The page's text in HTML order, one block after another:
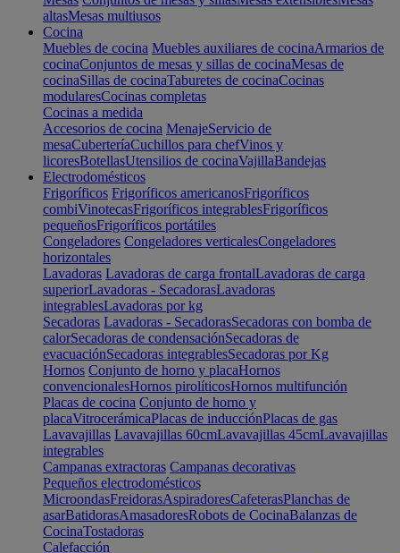
altasMesas multiusos
Cocina
Muebles de cocina Muebles auxiliares de cocinaArmarios de
cocinaConjuntos de mesas y sillas de cocinaMesas de
cocinaSillas de cocinaTaburetes de cocinaCocinas
modularesCocinas completas
Cocinas a medida
Accesorios de cocina MenajeServicio de
mesaCuberteríaCuchillos para chefVinos y
licoresBotellasUtensilios de cocinaVajillaBandejas
Electrodomésticos
Frigoríficos Frigoríficos americanosFrigoríficos
combiVinotecasFrigoríficos integrablesFrigoríficos
pequeñosFrigoríficos portátiles
Congeladores Congeladores verticalesCongeladores
horizontales
Lavadoras Lavadoras de carga frontalLavadoras de carga
superiorLavadoras - SecadorasLavadoras
integrablesLavadoras por kg
Secadoras Lavadoras - SecadorasSecadoras con bomba de
calorSecadoras de condensaciónSecadoras de
evacuaciónSecadoras integrablesSecadoras por Kg
Hornos Conjunto de horno y placaHornos
convencionalesHornos pirolíticosHornos multifunción
Placas de cocina Conjunto de horno y
placaVitrocerámicaPlacas de inducciónPlacas de gas
Lavavajillas Lavavajillas 60cmLavavajillas 45cmLavavajillas
integrables
Campanas extractoras Campanas decorativas
Pequeños electrodomésticos
MicroondasFreidorasAspiradoresCafeterasPlanchas de
asarBatidorasAmasadoresRobots de CocinaBalanzas de
CocinaTostadoras
Calefacción